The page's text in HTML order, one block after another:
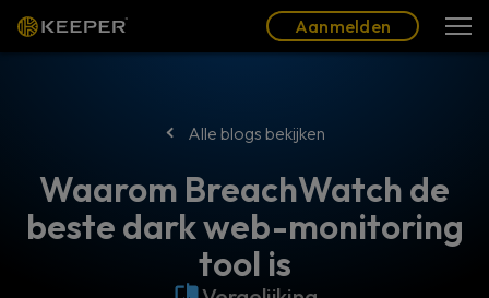
Aanmelden
Alle blogs bekijken
Waarom BreachWatch de
beste dark web-monitoring
tool is